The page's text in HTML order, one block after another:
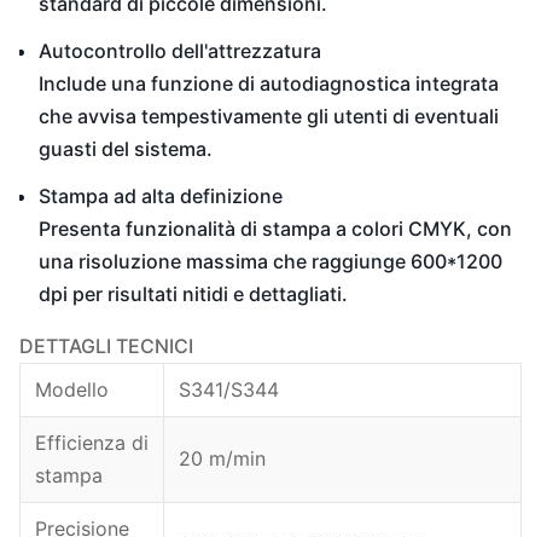
Autocontrollo dell'attrezzatura
Include una funzione di autodiagnostica integrata
che avvisa tempestivamente gli utenti di eventuali
guasti del sistema.
Stampa ad alta definizione
Presenta funzionalità di stampa a colori CMYK, con
una risoluzione massima che raggiunge 600*1200
dpi per risultati nitidi e dettagliati.
DETTAGLI TECNICI
Modello
S341/S344
Efficienza di
stampa
20 m/min
Precisione